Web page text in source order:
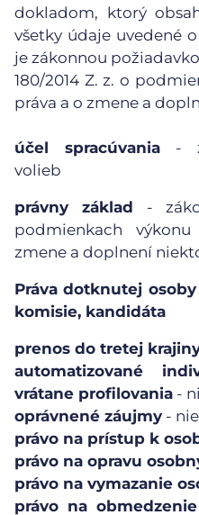
dokladom, ktorý
všetky údaje uvedené
je zákonnou
180/2014 Z. z. o
práva a o zmene a
účel spracúvania -
volieb
právny základ -
podmienkach
zmene a doplnení
Práva dotknutej
komisie, kandidáta
prenos do tretej
automatizované
vrátane profilovania -
oprávnené záujmy - nie
právo na prístup k
právo na opravu
právo na vymazanie
právo na